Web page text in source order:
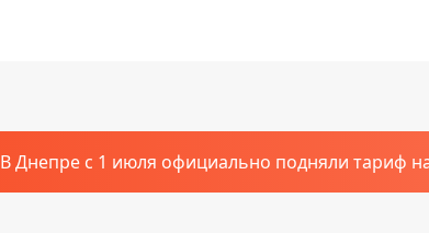
В Днепре с 1 июля официально подняли тариф